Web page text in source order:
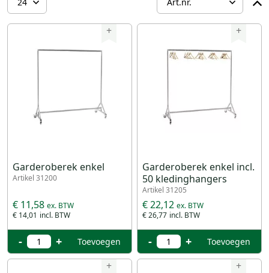
+
Garderoberek enkel
Artikel 31200
€ 14,01
€ 11,58
- + Toevoegen
+
Garderoberek enkel incl.
50 kledinghangers
Artikel 31205
€ 26,77
€ 22,12
- + Toevoegen
+ +